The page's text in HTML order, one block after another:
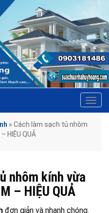
» Cách làm sạch tủ nhôm
HIỆU QUẢ
nhôm kính vừa
– HIỆU QUẢ
đơn giản và nhanh chóng.